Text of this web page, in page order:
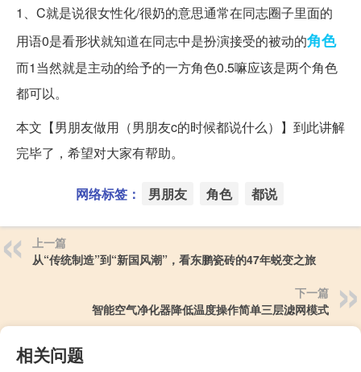
1、C就是说很女性化/很奶的意思通常在同志圈子里面的
用语0是看形状就知道在同志中是扮演接受的被动的角色
而1当然就是主动的给予的一方角色0.5嘛应该是两个角色
都可以。
本文【男朋友做用（男朋友c的时候都说什么）】到此讲解
完毕了，希望对大家有帮助。
网络标签： 男朋友 角色 都说
上一篇
从“传统制造”到“新国风潮”，看东鹏瓷砖的47年蜕变之旅
下一篇
智能空气净化器降低温度操作简单三层滤网模式
相关问题